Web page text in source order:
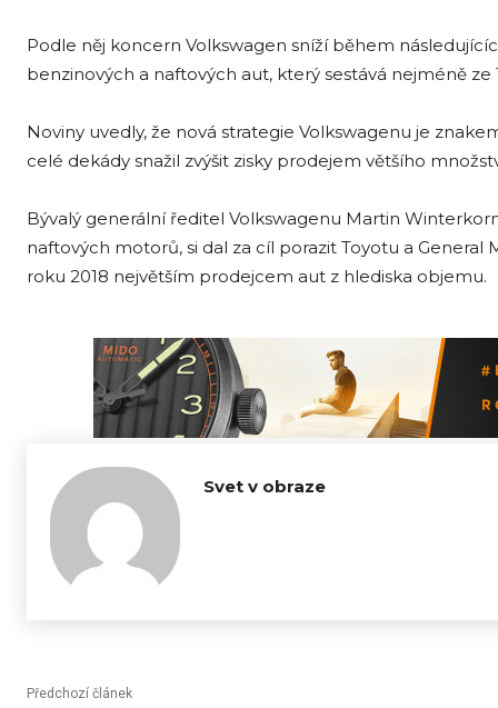
Podle něj koncern Volkswagen sníží během
benzinových a naftových aut, který sestává nejméně
Noviny uvedly, že nová strategie Volkswagenu je
celé dekády snažil zvýšit zisky prodejem většího
Bývalý generální ředitel Volkswagenu Martin
naftových motorů, si dal za cíl porazit Toyotu a
roku 2018 největším prodejcem aut z hlediska objemu.
Svet v obraze
Předchozí článek